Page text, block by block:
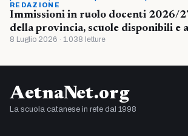
REDAZIONE
Immissioni in ruolo docenti 2026/
della provincia, scuole disponibili e
8 Luglio 2026 · 1.038 letture
AetnaNet.org
La scuola catanese in rete dal 1998